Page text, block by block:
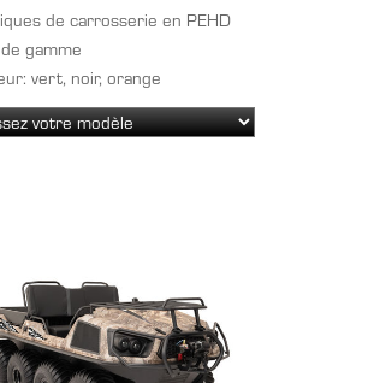
de carrosserie en PEHD
gamme
vert, noir, orange